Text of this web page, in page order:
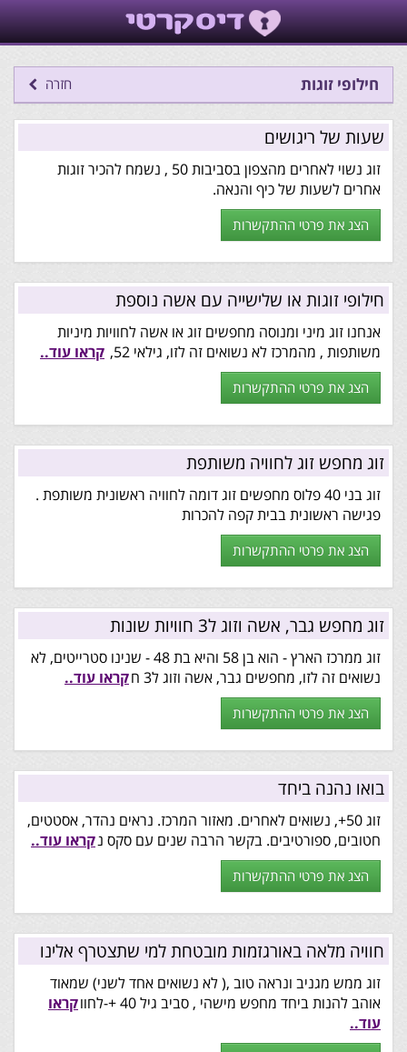
חילופי זוגות חזרה
שעות של ריגושים
זוג נשוי לאחרים מהצפון בסביבות 50 , נשמח להכיר זוגות
אחרים לשעות של כיף והנאה.
הצג את פרטי ההתקשרות
חילופי זוגות או שלישייה עם אשה נוספת
אנחנו זוג מיני ומנוסה מחפשים זוג או אשה לחוויות מיניות
משותפות , מהמרכז לא נשואים זה לזו, גילאי 52,
קראו עוד..
הצג את פרטי ההתקשרות
זוג מחפש זוג לחוויה משותפת
זוג בני 40 פלוס מחפשים זוג דומה לחוויה ראשונית משותפת .
פגישה ראשונית בבית קפה להכרות
הצג את פרטי ההתקשרות
זוג מחפש גבר, אשה וזוג ל3 חוויות שונות
זוג ממרכז הארץ - הוא בן 58 והיא בת 48 - שנינו סטרייטים, לא
נשואים זה לזו, מחפשים גבר, אשה וזוג ל3 ח
קראו עוד..
הצג את פרטי ההתקשרות
בואו נהנה ביחד
זוג 50+, נשואים לאחרים. מאזור המרכז. נראים נהדר, אסטטים,
חטובים, ספורטיבים. בקשר הרבה שנים עם סקס נקראו עוד..
הצג את פרטי ההתקשרות
חוויה מלאה באורגזמות מובטחת למי שתצטרף אלינו
זוג ממש מגניב ונראה טוב ,( לא נשואים אחד לשני) שמאוד
אוהב להנות ביחד מחפש מישהי , סביב גיל 40 +-לחוו
קראו
עוד..